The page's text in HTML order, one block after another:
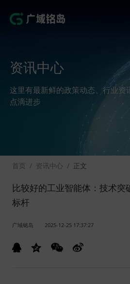
解决方案
案例中心
关于Geega
资讯中心
这里有最新鲜的政策动态、行业资
点滴进步
首页 / 资讯中心 / 正文
比较好的工业智能体：技术突
标杆
广域铭岛 2025-12-25 17:37:27